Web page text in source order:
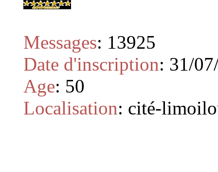
Messages: 13925
Date d'inscription: 31/
Age: 50
Localisation: cité-